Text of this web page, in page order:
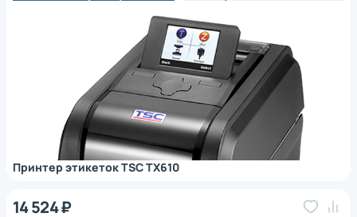
Принтер этикеток TSC TX610
14 524 ₽